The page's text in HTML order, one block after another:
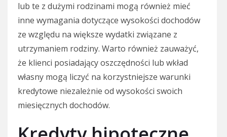
lub te z dużymi rodzinami mogą również mieć
inne wymagania dotyczące wysokości dochodów
ze względu na większe wydatki związane z
utrzymaniem rodziny. Warto również zauważyć,
że klienci posiadający oszczędności lub wkład
własny mogą liczyć na korzystniejsze warunki
kredytowe niezależnie od wysokości swoich
miesięcznych dochodów.